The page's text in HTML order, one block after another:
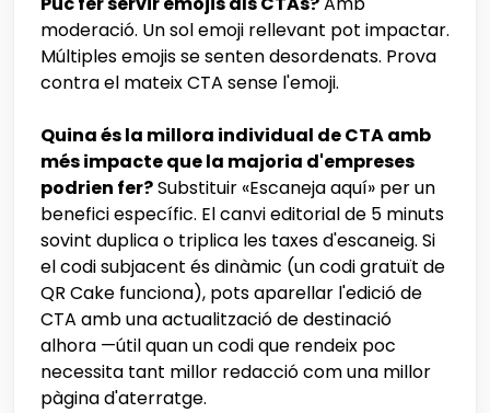
moderació. Un sol emoji rellevant pot impactar.
Múltiples emojis se senten desordenats. Prova
contra el mateix CTA sense l'emoji.
Quina és la millora individual de CTA amb
més impacte que la majoria d'empreses
podrien fer?Substituir «Escaneja aquí» per un
benefici específic. El canvi editorial de 5 minuts
sovint duplica o triplica les taxes d'escaneig. Si
el codi subjacent és dinàmic (un codi gratuït de
QR Cake funciona), pots aparellar l'edició de
CTA amb una actualització de destinació
alhora —útil quan un codi que rendeix poc
necessita tant millor redacció com una millor
pàgina d'aterratge.